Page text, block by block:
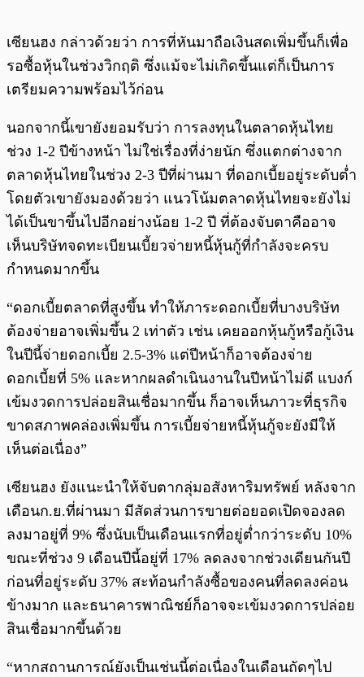
เซียนฮง กล่าวด้วยว่า การที่หันมาถือเงินสดเพิ่มขึ้นก็เพื่อ
รอซื้อหุ้นในช่วงวิกฤติ ซึ่งแม้จะไม่เกิดขึ้นแต่ก็เป็นการ
เตรียมความพร้อมไว้ก่อน
นอกจากนี้เขายังยอมรับว่า การลงทุนในตลาดหุ้นไทย
ช่วง 1-2 ปีข้างหน้า ไม่ใช่เรื่องที่ง่ายนัก ซึ่งแตกต่างจาก
ตลาดหุ้นไทยในช่วง 2-3 ปีที่ผ่านมา ที่ดอกเบี้ยอยู่ระดับต่ำ
โดยตัวเขายังมองด้วยว่า แนวโน้มตลาดหุ้นไทยจะยังไม่
ได้เป็นขาขึ้นไปอีกอย่างน้อย 1-2 ปี ที่ต้องจับตาคืออาจ
เห็นบริษัทจดทะเบียนเบี้ยวจ่ายหนี้หุ้นกู้ที่กำลังจะครบ
กำหนดมากขึ้น
“ดอกเบี้ยตลาดที่สูงขึ้น ทำให้ภาระดอกเบี้ยที่บางบริษัท
ต้องจ่ายอาจเพิ่มขึ้น 2 เท่าตัว เช่น เคยออกหุ้นกู้หรือกู้เงิน
ในปีนี้จ่ายดอกเบี้ย 2.5-3% แต่ปีหน้าก็อาจต้องจ่าย
ดอกเบี้ยที่ 5% และหากผลดำเนินงานในปีหน้าไม่ดี แบงก์
เข้มงวดการปล่อยสินเชื่อมากขึ้น ก็อาจเห็นภาวะที่ธุรกิจ
ขาดสภาพคล่องเพิ่มขึ้น การเบี้ยจ่ายหนี้หุ้นกู้จะยังมีให้
เห็นต่อเนื่อง”
เซียนฮง ยังแนะนำให้จับตากลุ่มอสังหาริมทรัพย์ หลังจาก
เดือนก.ย.ที่ผ่านมา มีสัดส่วนการขายต่อยอดเปิดจองลด
ลงมาอยู่ที่ 9% ซึ่งนับเป็นเดือนแรกที่อยู่ต่ำกว่าระดับ 10%
ขณะที่ช่วง 9 เดือนปีนี้อยู่ที่ 17% ลดลงจากช่วงเดียนกันปี
ก่อนที่อยู่ระดับ 37% สะท้อนกำลังซื้อของคนที่ลดลงค่อน
ข้างมาก และธนาคารพาณิชย์ก็อาจจะเข้มงวดการปล่อย
สินเชื่อมากขึ้นด้วย
“หากสถานการณ์ยังเป็นเช่นนี้ต่อเนื่องในเดือนถัดๆไป